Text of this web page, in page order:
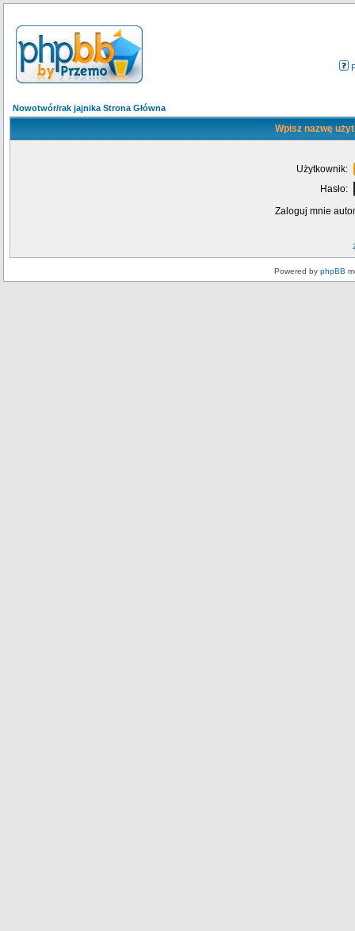
Nowotwór/rak jajnika Strona Główna
Wpisz nazwę
Użytkownik:
Hasło:
Zaloguj mnie
Powered by phpBB